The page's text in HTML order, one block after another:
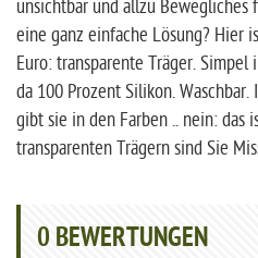
unsichtbar und allzu Bewegliches
eine ganz einfache Lösung? Hier
Euro: transparente Träger.
da 100 Prozent Silikon.
gibt sie in den Farben .. nein: das
transparenten Trägern sind Sie
0 BEWERTUNGEN